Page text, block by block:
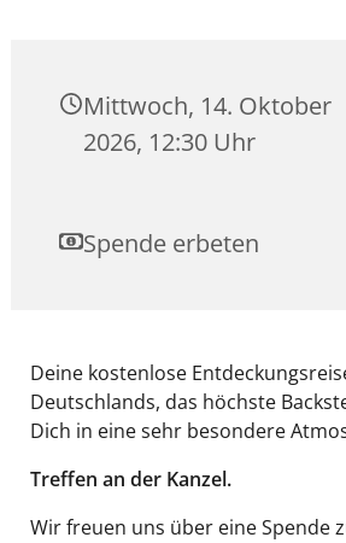
Mittwoch, 14. Oktober
2026, 12:30 Uhr
Spende erbeten
Deine kostenlose
Deutschlands, das höchste
Dich in eine sehr besondere
Treffen an der Kanzel.
Wir freuen uns über eine Spende